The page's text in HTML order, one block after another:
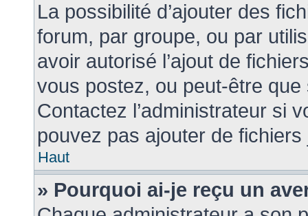
La possibilité d’ajouter des
forum, par groupe, ou par
avoir autorisé l’ajout de
vous postez, ou peut-être
Contactez l’administrateur si
pouvez pas ajouter de
Haut
» Pourquoi ai-je reçu un